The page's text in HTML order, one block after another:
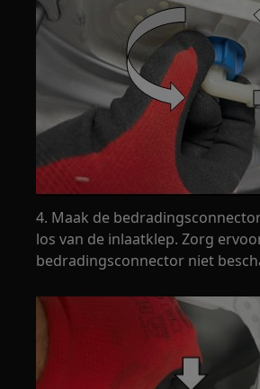
4. Maak de
los van de inlaatklep. Zorg
bedradingsconnector niet